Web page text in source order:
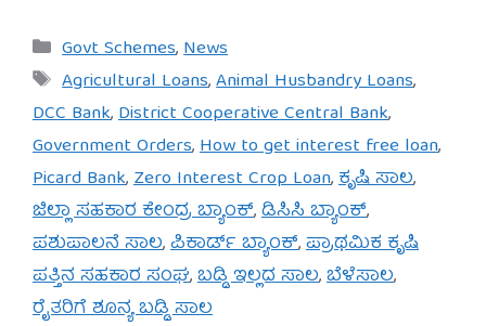
Categories
Govt Schemes,News
Tags
Agricultural Loans,Animal Husbandry Loans,
DCC Bank,District Cooperative Central Bank,
Government Orders,How to get interest free loan,
Picard Bank,Zero Interest Crop Loan,ಕೃಷಿ ಸಾಲ,
ಜಿಲ್ಲಾ ಸಹಕಾರ ಕೇಂದ್ರ ಬ್ಯಾಂಕ್,ಡಿಸಿಸಿ ಬ್ಯಾಂಕ್,
ಪಶುಪಾಲನೆ ಸಾಲ,ಪಿಕಾರ್ಡ್ ಬ್ಯಾಂಕ್,ಪ್ರಾಥಮಿಕ ಕೃಷಿ
ಪತ್ತಿನ ಸಹಕಾರ ಸಂಘ,ಬಡ್ಡಿ ಇಲ್ಲದ ಸಾಲ,ಬೆಳೆಸಾಲ,
ರೈತರಿಗೆ ಶೂನ್ಯ ಬಡ್ಡಿ ಸಾಲ